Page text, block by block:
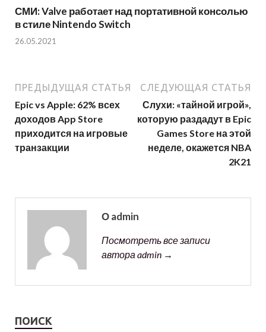
СМИ: Valve работает над портативной консолью
в стиле Nintendo Switch
26.05.2021
ПРЕДЫДУЩАЯ СТАТЬЯ
Epic vs Apple: 62% всех
доходов App Store
приходится на игровые
транзакции
СЛЕДУЮЩАЯ СТАТЬЯ
Слухи: «тайной игрой»,
которую раздадут в Epic
Games Store на этой
неделе, окажется NBA
2K21
О admin
Посмотреть все записи
автора admin →
ПОИСК